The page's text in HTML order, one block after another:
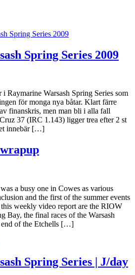
Spring Series 2009
Raymarine Warsash Spring Series som
för monga nya båtar. Klart färre
finanskris, men man bli i alla fall
37 (IRC 1.143) ligger trea efter 2 st
innebär […]
a busy one in Cowes as various
and the first of the summer events
weekly video report are the RIOW
Bay, the final races of the Warsash
end of the Etchells […]
Spring Series | J/day